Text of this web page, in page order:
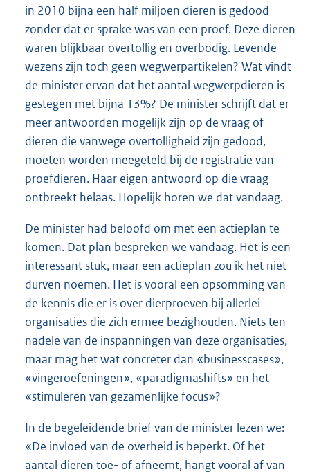
in 2010 bijna een half miljoen dieren is gedood
zonder dat er sprake was van een proef. Deze dieren
waren blijkbaar overtollig en overbodig. Levende
wezens zijn toch geen wegwerpartikelen? Wat vindt
de minister ervan dat het aantal wegwerpdieren is
gestegen met bijna 13%? De minister schrijft dat er
meer antwoorden mogelijk zijn op de vraag of
dieren die vanwege overtolligheid zijn gedood,
moeten worden meegeteld bij de registratie van
proefdieren. Haar eigen antwoord op die vraag
ontbreekt helaas. Hopelijk horen we dat vandaag.
De minister had beloofd om met een actieplan te
komen. Dat plan bespreken we vandaag. Het is een
interessant stuk, maar een actieplan zou ik het niet
durven noemen. Het is vooral een opsomming van
de kennis die er is over dierproeven bij allerlei
organisaties die zich ermee bezighouden. Niets ten
nadele van de inspanningen van deze organisaties,
maar mag het wat concreter dan «businesscases»,
«vingeroefeningen», «paradigmashifts» en het
«stimuleren van gezamenlijke focus»?
In de begeleidende brief van de minister lezen we:
«De invloed van de overheid is beperkt. Of het
aantal dieren toe- of afneemt, hangt vooral af van